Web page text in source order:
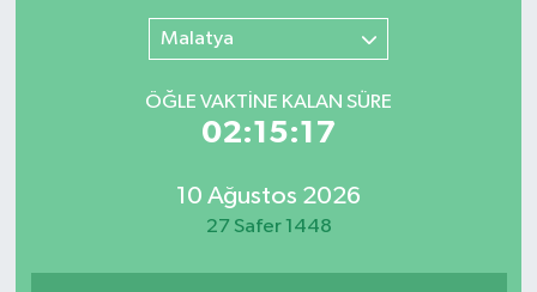
Malatya
ÖĞLE VAKTİNE KALAN SÜRE
02:15:17
10 Ağustos 2026
27 Safer 1448
Süper Lig Puan Durumu ve Fikstür
Tüm Manşetler
Son Dakika Haberleri